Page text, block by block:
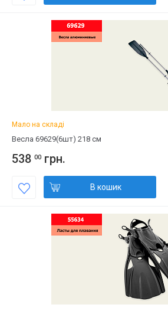
Мало на складі
Весла 69629(6шт) 218 см
538 00 грн.
В кошик